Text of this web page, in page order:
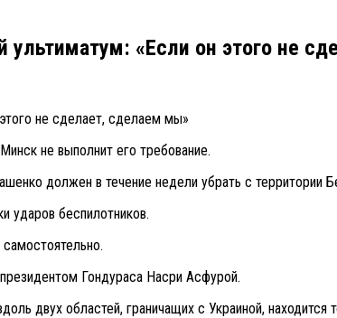
«Если он этого не
не выполнит его требование.
должен в течение недели убрать с территории
ударов беспилотников.
Гондураса Насри Асфурой.
двух областей, граничащих с Украиной, находится